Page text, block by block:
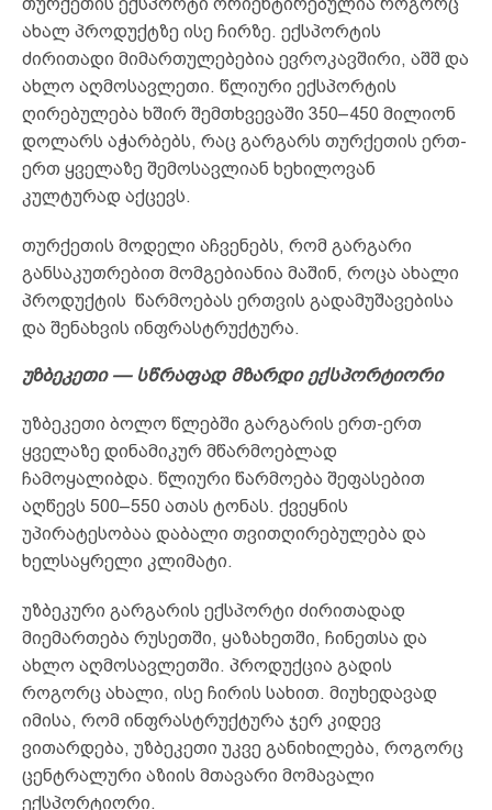
ახალ პროდუქტზე ისე ჩირზე. ექსპორტის
ძირითადი მიმართულებებია ევროკავშირი, აშშ და
ახლო აღმოსავლეთი. წლიური ექსპორტის
ღირებულება ხშირ შემთხვევაში 350–450 მილიონ
დოლარს აჭარბებს, რაც გარგარს თურქეთის ერთ-
ერთ ყველაზე შემოსავლიან ხეხილოვან
კულტურად აქცევს.
თურქეთის მოდელი აჩვენებს, რომ გარგარი
განსაკუთრებით მომგებიანია მაშინ, როცა ახალი
პროდუქტის წარმოებას ერთვის გადამუშავებისა
და შენახვის ინფრასტრუქტურა.
უზბეკეთი — სწრაფად მზარდი ექსპორტიორი
უზბეკეთი ბოლო წლებში გარგარის ერთ-ერთ
ყველაზე დინამიკურ მწარმოებლად
ჩამოყალიბდა. წლიური წარმოება შეფასებით
აღწევს 500–550 ათას ტონას. ქვეყნის
უპირატესობაა დაბალი თვითღირებულება და
ხელსაყრელი კლიმატი.
უზბეკური გარგარის ექსპორტი ძირითადად
მიემართება რუსეთში, ყაზახეთში, ჩინეთსა და
ახლო აღმოსავლეთში. პროდუქცია გადის
როგორც ახალი, ისე ჩირის სახით. მიუხედავად
იმისა, რომ ინფრასტრუქტურა ჯერ კიდევ
ვითარდება, უზბეკეთი უკვე განიხილება, როგორც
ცენტრალური აზიის მთავარი მომავალი
ექსპორტიორი.